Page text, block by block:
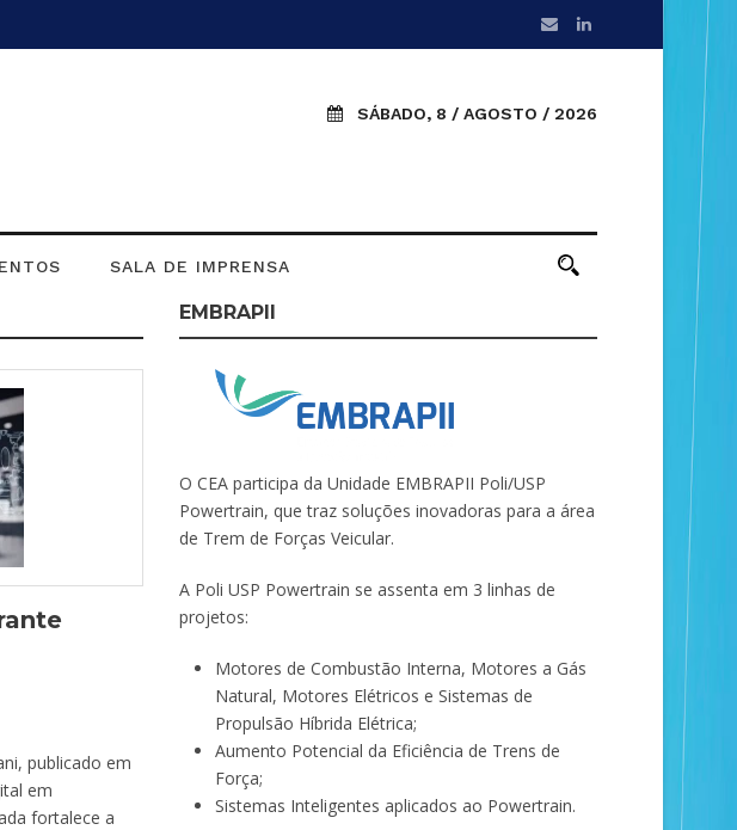
SÁBADO, 8 / AGOSTO / 2026
SALA DE IMPRENSA
publicado em
em
fortalece a
EMBRAPII
O CEA participa da Unidade EMBRAPII Poli/USP
Powertrain, que traz soluções inovadoras para a área
de Trem de Forças Veicular.
A Poli USP Powertrain se assenta em 3 linhas de
projetos:
Motores de Combustão Interna, Motores a Gás
Natural, Motores Elétricos e Sistemas de
Propulsão Híbrida Elétrica;
Aumento Potencial da Eficiência de Trens de
Força;
Sistemas Inteligentes aplicados ao Powertrain.